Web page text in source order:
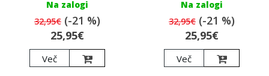
Na zalogi
32,95€ (-21 %)
25,95€
Več
Na zalogi
32,95€ (-21 %)
25,95€
Več